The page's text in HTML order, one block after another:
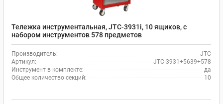
Тележка инструментальная, JTC-3931i, 10 ящиков, с
набором инструментов 578 предметов
Производитель:
JTC
Артикул:
JTC-3931+5639+578
Инструмент в комплекте:
да
Общее количество секций:
10